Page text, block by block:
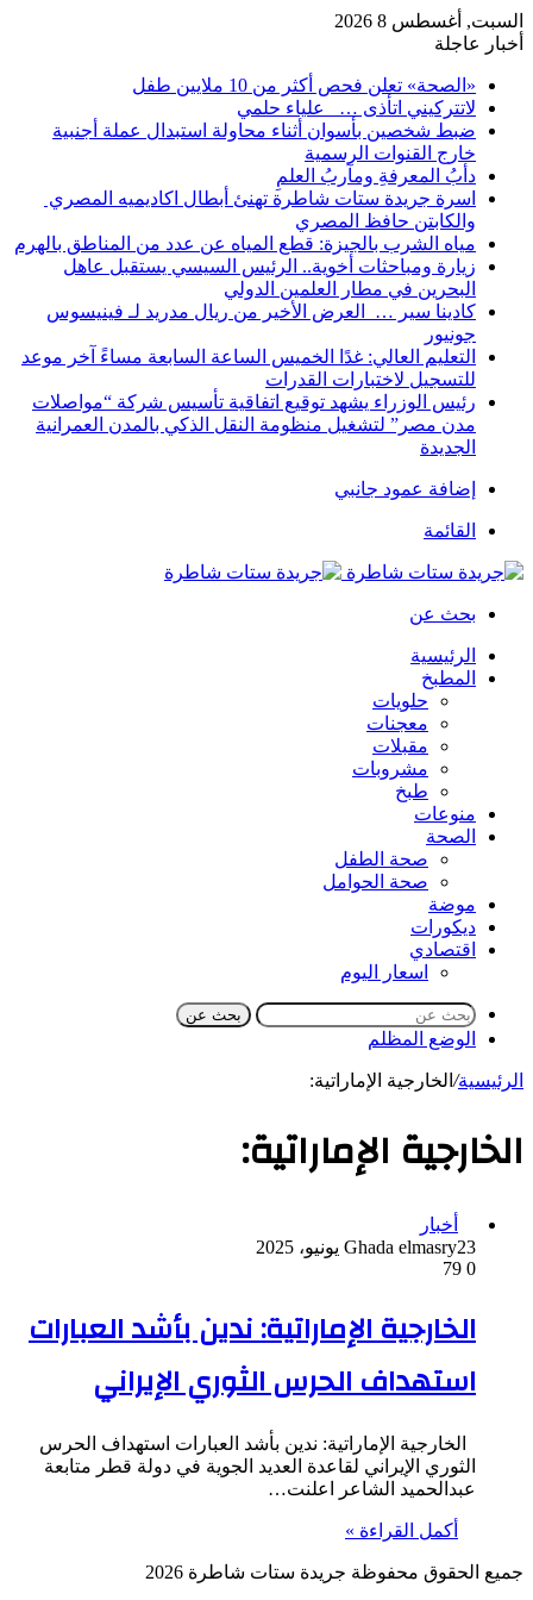
السبت, أغسطس 8 2026
أخبار عاجلة
«الصحة» تعلن فحص أكثر من 10 ملايين طفل
لاتتركيني اتأذى … علياء حلمي
ضبط شخصين بأسوان أثناء محاولة استبدال عملة أجنبية
خارج القنوات الرسمية
دأبُ المعرفةِ ومآربُ العلمِ
اسرة جريدة ستات شاطرة تهنئ أبطال اكاديميه المصري
والكابتن حافظ المصري
مياه الشرب بالجيزة: قطع المياه عن عدد من المناطق بالهرم
زيارة ومباحثات أخوية.. الرئيس السيسي يستقبل عاهل
البحرين في مطار العلمين الدولي
كادينا سير … العرض الأخير من ريال مدريد لـ فينيسوس
جونيور
التعليم العالي: غدًا الخميس الساعة السابعة مساءً آخر موعد
للتسجيل لاختبارات القدرات
رئيس الوزراء يشهد توقيع اتفاقية تأسيس شركة “مواصلات
مدن مصر” لتشغيل منظومة النقل الذكي بالمدن العمرانية
الجديدة
إضافة عمود جانبي
القائمة
بحث عن
الرئيسية
المطبخ
حلويات
معجنات
مقبلات
مشروبات
طبخ
منوعات
الصحة
صحة الطفل
صحة الحوامل
موضة
ديكورات
اقتصادي
اسعار اليوم
بحث عن
الوضع المظلم
الرئيسية/ الخارجية الإماراتية:
الخارجية الإماراتية:
أخبار
Ghada elmasry23 يونيو، 2025
0
الخارجية الإماراتية: ندين بأشد العبارات
استهداف الحرس الثوري الإيراني
الخارجية الإماراتية: ندين بأشد العبارات استهداف الحرس
الثوري الإيراني لقاعدة العديد الجوية في دولة قطر متابعة
عبدالحميد الشاعر اعلنت…
أكمل القراءة »
جميع الحقوق محفوظة جريدة ستات شاطرة 2026